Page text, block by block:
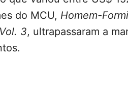
do MCU, Homem-
3, ultrapassaram a